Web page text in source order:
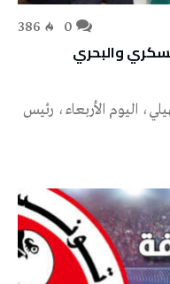
386
والبحري
اليوم الأربعاء، رئيس